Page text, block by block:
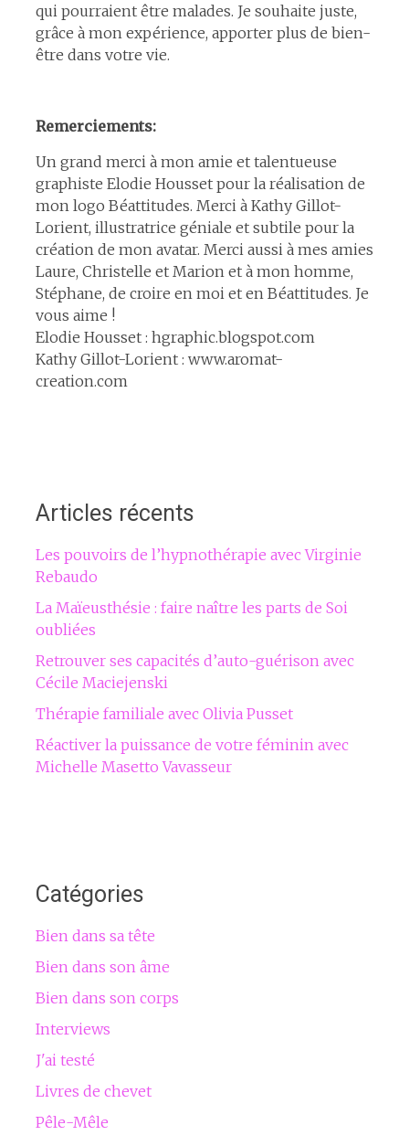
qui pourraient être malades. Je souhaite juste,
grâce à mon expérience, apporter plus de bien-
être dans votre vie.
Remerciements:
Un grand merci à mon amie et talentueuse
graphiste Elodie Housset pour la réalisation de
mon logo Béattitudes. Merci à Kathy Gillot-
Lorient, illustratrice géniale et subtile pour la
création de mon avatar. Merci aussi à mes amies
Laure, Christelle et Marion et à mon homme,
Stéphane, de croire en moi et en Béattitudes. Je
vous aime !
Elodie Housset : hgraphic.blogspot.com
Kathy Gillot-Lorient : www.aromat-
creation.com
Articles récents
Les pouvoirs de l’hypnothérapie avec Virginie
Rebaudo
La Maïeusthésie : faire naître les parts de Soi
oubliées
Retrouver ses capacités d’auto-guérison avec
Cécile Maciejenski
Thérapie familiale avec Olivia Pusset
Réactiver la puissance de votre féminin avec
Michelle Masetto Vavasseur
Catégories
Bien dans sa tête
Bien dans son âme
Bien dans son corps
Interviews
J'ai testé
Livres de chevet
Pêle-Mêle